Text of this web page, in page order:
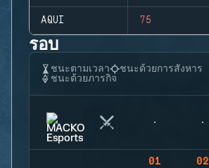
AQUI 75
รอบ
ชนะตามเวลา
ชนะด้วยการสังหาร
ชนะด้วยภารกิจ
01 02